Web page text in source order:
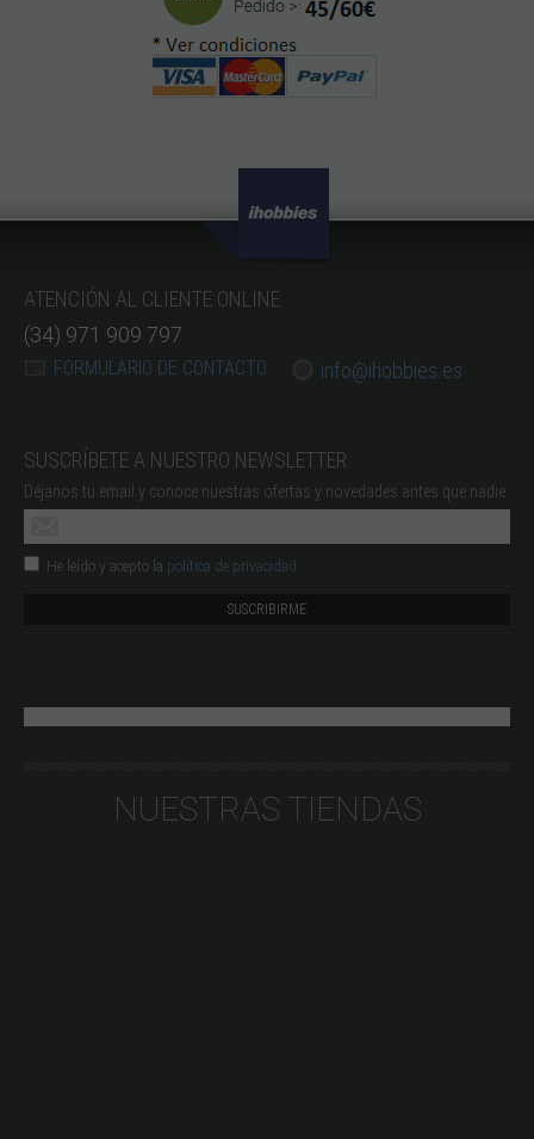
ATENCIÓN AL CLIENTE ONLINE
(34) 971 909 797
FORMULARIO DE CONTACTO info@ihobbies.es
SUSCRÍBETE A NUESTRO NEWSLETTER
Déjanos tu email y conoce nuestras ofertas y novedades antes que nadie.
He leído y acepto la política de privacidad
NUESTRAS TIENDAS